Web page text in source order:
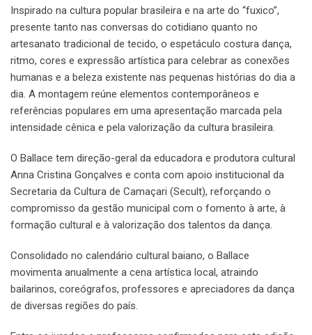
Inspirado na cultura popular brasileira e na arte do “fuxico”,
presente tanto nas conversas do cotidiano quanto no
artesanato tradicional de tecido, o espetáculo costura dança,
ritmo, cores e expressão artística para celebrar as conexões
humanas e a beleza existente nas pequenas histórias do dia a
dia. A montagem reúne elementos contemporâneos e
referências populares em uma apresentação marcada pela
intensidade cênica e pela valorização da cultura brasileira.
O Ballace tem direção-geral da educadora e produtora cultural
Anna Cristina Gonçalves e conta com apoio institucional da
Secretaria da Cultura de Camaçari (Secult), reforçando o
compromisso da gestão municipal com o fomento à arte, à
formação cultural e à valorização dos talentos da dança.
Consolidado no calendário cultural baiano, o Ballace
movimenta anualmente a cena artística local, atraindo
bailarinos, coreógrafos, professores e apreciadores da dança
de diversas regiões do país.